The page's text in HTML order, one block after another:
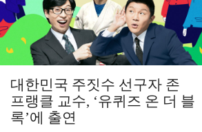
대한민국 주짓수 선구자 존
프랭클 교수, ‘유퀴즈 온 더 블
록’에 출연